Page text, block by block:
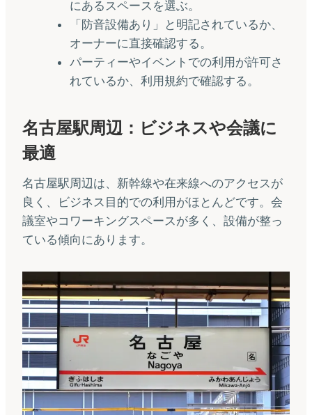
にあるスペースを選ぶ。
「防音設備あり」と明記されているか、
オーナーに直接確認する。
パーティーやイベントでの利用が許可さ
れているか、利用規約で確認する。
名古屋駅周辺：ビジネスや会議に
最適
名古屋駅周辺は、新幹線や在来線へのアクセスが
良く、ビジネス目的での利用がほとんどです。会
議室やコワーキングスペースが多く、設備が整っ
ている傾向にあります。